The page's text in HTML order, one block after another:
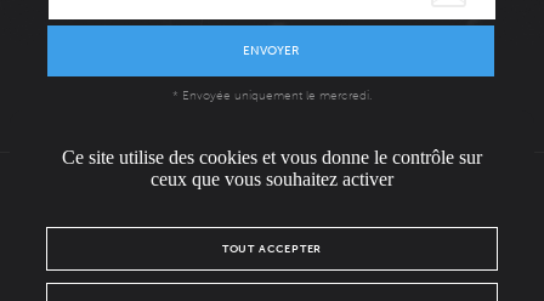
ENVOYER
* Envoyée uniquement le mercredi.
L'ÉQUIPE
POLITIQUE DE CONFIDENTIALITÉ
Ce site utilise des cookies et vous donne le contrôle sur
ceux que vous souhaitez activer
TOUT ACCEPTER